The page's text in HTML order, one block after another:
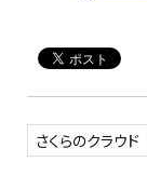
さくらのクラウド